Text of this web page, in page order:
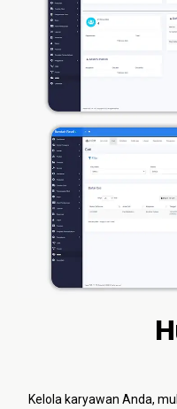
Kelola karyawan Anda,